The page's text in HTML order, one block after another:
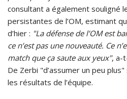
consultant a également souligné
persistantes de l’OM, estimant
d’hier : "La défense de l’OM est
ce n’est pas une nouveauté. Ce
match que ça saute aux yeux", a-
De Zerbi "d’assumer un peu
les résultats de l’équipe.